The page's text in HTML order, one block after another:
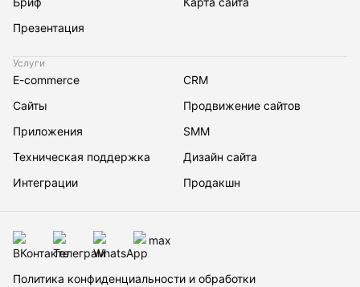
Презентация
Услуги
E-commerce
CRM
Сайты
Продвижение сайтов
Приложения
SMM
Техническая поддержка
Дизайн сайта
Интеграции
Продакшн
Политика конфиденциальности и обработки